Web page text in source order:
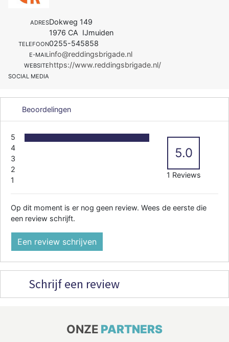
ADRESDokweg 149
1976 CA IJmuiden
TELEFOON0255-545858
E-MAILinfo@reddingsbrigade.nl
WEBSITEhttps://www.reddingsbrigade.nl/
SOCIAL MEDIA
Beoordelingen
5
4
3
2
1
5.0
1 Reviews
Op dit moment is er nog geen review. Wees de eerste die
een review schrijft.
Een review schrijven
Schrijf een review
ONZE PARTNERS